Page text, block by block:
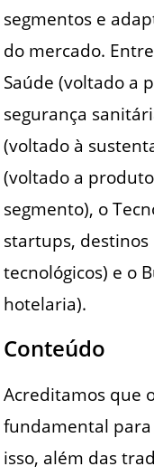
segmentos e
do mercado.
Saúde (voltado a
segurança
(voltado à
(voltado a
segmento), o
startups,
tecnológicos) e o
hotelaria).
Conteúdo
Acreditamos que
fundamental
isso, além das